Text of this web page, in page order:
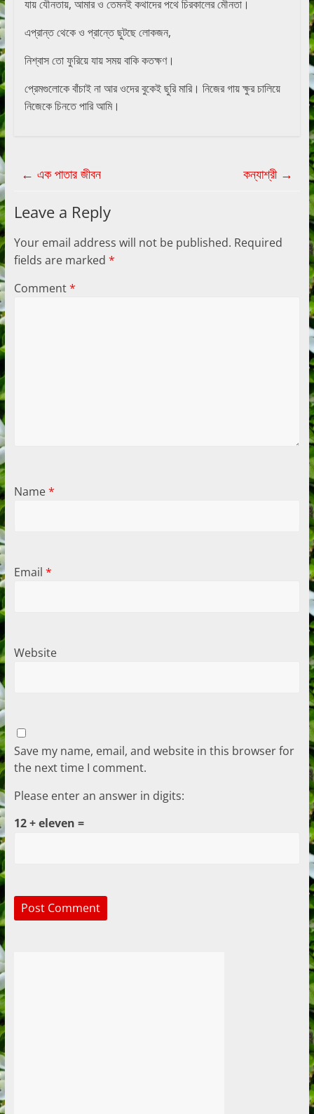
যায় যৌনতায়, আমার ও তেমনই কথাদের পথে চিরকালের মৌনতা।
এপ্রান্ত থেকে ও প্রান্তে ছুটছে লোকজন,
নিশ্বাস তো ফুরিয়ে যায় সময় বাকি কতক্ষণ।
প্রেমগুলোকে বাঁচাই না আর ওদের বুকেই ছুরি মারি। নিজের গায় ক্ষুর চালিয়ে
নিজেকে চিনতে পারি আমি।
← এক পাতার জীবন কন্যাশ্রী →
Leave a Reply
Your email address will not be published. Required
fields are marked *
Comment*
Name*
Email *
Website
Save my name, email, and website in this browser for
the next time I comment.
Please enter an answer in digits:
12 + eleven =